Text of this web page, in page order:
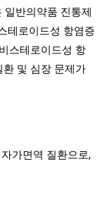
일반의약품 진통제
테로이드성 항염증
스테로이드성 항
및 심장 문제가
가면역 질환으로,